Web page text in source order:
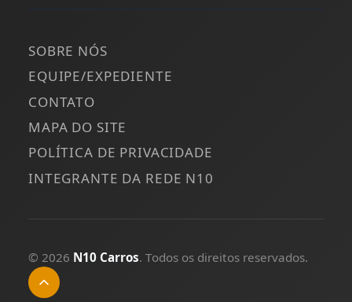
SOBRE NÓS
EQUIPE/EXPEDIENTE
CONTATO
MAPA DO SITE
POLÍTICA DE PRIVACIDADE
INTEGRANTE DA REDE N10
© 2026 N10 Carros. Todos os direitos reservados.